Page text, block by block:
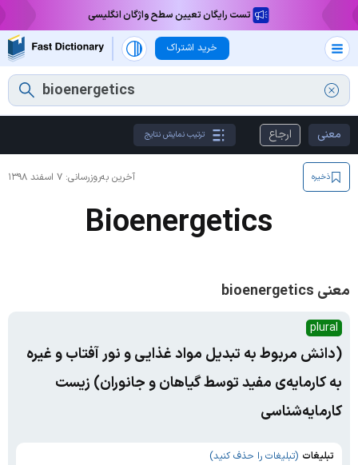
تست رایگان تعیین سطح واژگان انگلیسی
خرید اشتراک
معنی ارجاع ترتیب نمایش نتایج
آخرین به‌روزرسانی: ۷ اسفند ۱۳۹۸ ذخیره
Bioenergetics
معنی bioenergetics
plural
(دانش مربوط به تبدیل مواد غذایی و نور آفتاب و غیره
به کارمایه‌ی مفید توسط گیاهان و جانوران) زیست
کارمایه‌شناسی
تبلیغات (تبلیغات را حذف کنید)